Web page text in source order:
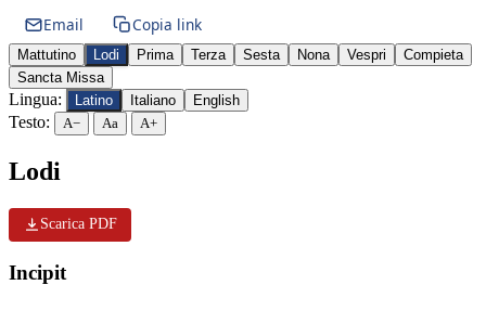
Email
Copia link
Mattutino Lodi Prima Terza Sesta Nona Vespri
Compieta
Sancta Missa
Lingua: Latino Italiano English
Testo: A− Aa A+
Lodi
Scarica PDF
Incipit